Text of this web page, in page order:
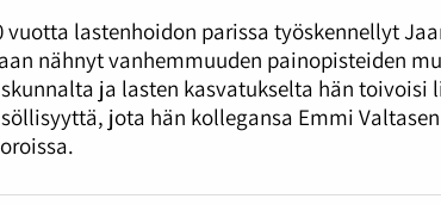
vuotta lastenhoidon parissa työskennellyt
nähnyt vanhemmuuden painopisteiden
ja lasten kasvatukselta hän toivoisi
jota hän kollegansa Emmi